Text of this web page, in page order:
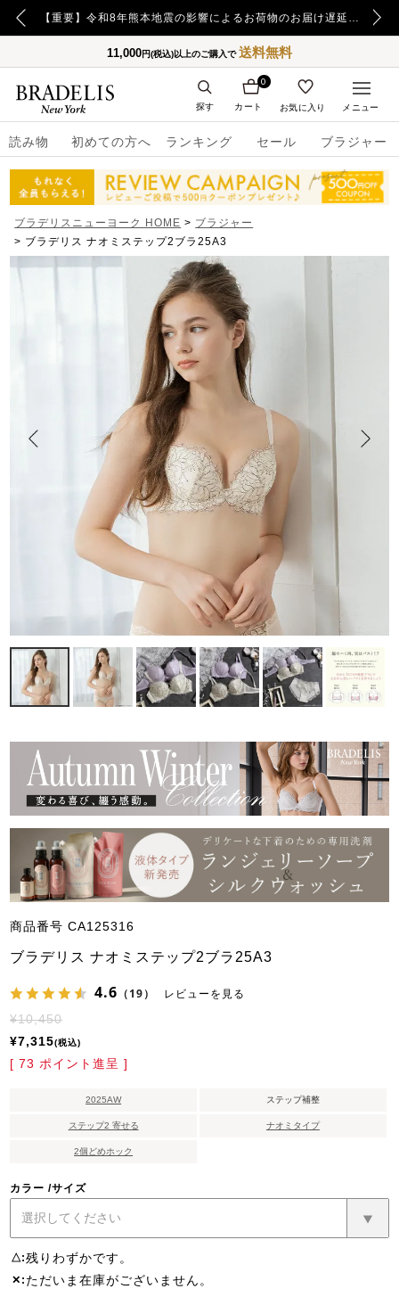
【重要】日本郵便の障害による配送への影響についてのお詫び
11,000円(税込)以上のご購入で送料無料
読み物 初めての方へ ランキング セール ブラジャー
カート
0
お気に入り
探す メニュー
ブラデリスニューヨーク HOME
ブラジャー
ブラデリス ナオミステップ2ブラ25A3
商品番号 CA125316
ブラデリス ナオミステップ2ブラ25A3
4.6 （19） レビューを見る
¥10,450
¥7,315 税込
[ 73 ポイント進呈 ]
2025AW ステップ補整
ステップ2 寄せる ナオミタイプ
2個どめホック
カラー サイズ
△ 残りわずかです。
✕ ただいま在庫がございません。